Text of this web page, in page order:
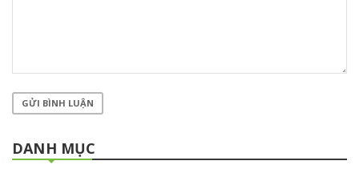
GỬI BÌNH LUẬN
DANH MỤC